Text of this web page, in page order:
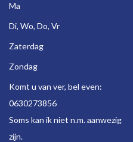
Ma
Di, Wo, Do, Vr
Zaterdag
Zondag
Komt u van ver, bel even:
0630273856
Soms kan ik niet n.m. aanwezig
zijn.